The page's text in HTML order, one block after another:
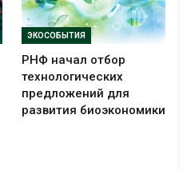
ЭКОСОБЫТИЯ
РНФ начал отбор
технологических
предложений для
развития биоэкономики